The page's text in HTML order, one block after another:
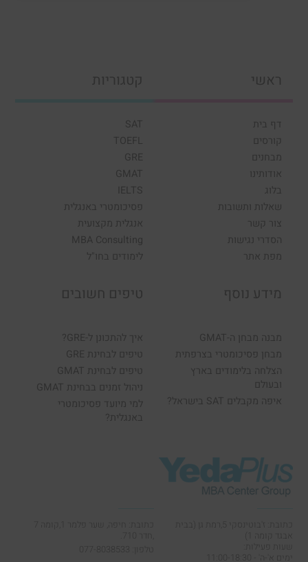
ראשי
דף בית
קורסים
מבחנים
אודותינו
בלוג
שאלות ותשובות
צור קשר
הסדרי נגישות
מפת אתר
קטגוריות
SAT
TOEFL
GRE
GMAT
IELTS
פסיכומטרי באנגלית
אנגלית מקצועית
MBA Consulting
לימודים בחו"ל
מידע נוסף
מבנה מבחן ה-GMAT
מבחן פסיכומטרי בצרפתית
הצלחה בלימודים בארץ
ובעולם
איפה מקבלים SAT בישראל?
טיפים חשובים
איך להתכונן ל-GRE?
טיפים לבחינת GRE
טיפים לבחינת GMAT
ניהול זמנים בבחינת GMAT
למי מיועד פסיכומטרי
באנגלית?
כתובת: ז'בוטינסקי 5,רמת גן (בבית
אבגד קומה 1)
ימים א'-ה' - 11:00-18:30